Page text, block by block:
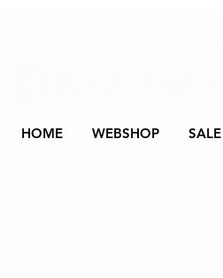
HOME WEBSHOP SALE